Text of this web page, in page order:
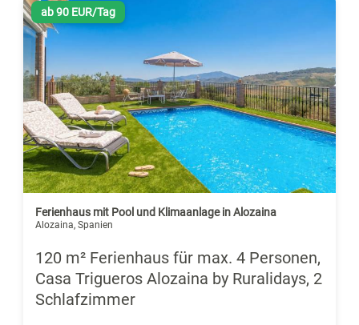
ab 90 EUR/Tag
Ferienhaus mit Pool und Klimaanlage in Alozaina
Alozaina, Spanien
120 m² Ferienhaus für max. 4 Personen,
Casa Trigueros Alozaina by Ruralidays, 2
Schlafzimmer